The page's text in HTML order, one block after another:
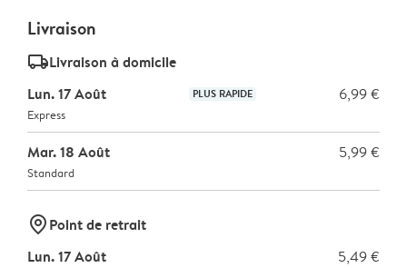
Livraison
delivery_standard_v2Livraison à domicile
Lun. 17 Août
PLUS RAPIDE 6,99 €
Express
Mar. 18 Août 5,99 €
Standard
marker-pinPoint de retrait
Lun. 17 Août
5,49 €